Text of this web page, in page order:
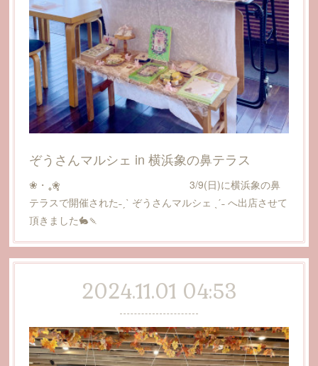
「Sweetie」無事に閉幕いたしました🐰🧁🎀
ぞうさんマルシェ in 横浜象の鼻テラス
❀・₊❀̥ 3/9(日)に横浜象の鼻
テラスで開催された˗ˏˋ ぞうさんマルシェ ˎˊ˗ へ出店させて
頂きました🐇🍡
2024.11.01 04:53